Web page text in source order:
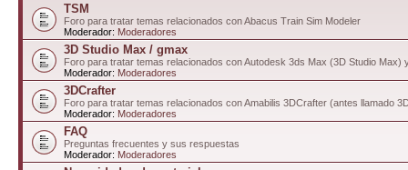
TSM
Foro para tratar temas relacionados con Abacus Train Sim Modeler
Moderador: Moderadores
3D Studio Max / gmax
Foro para tratar temas relacionados con Autodesk 3ds Max (3D Studio Max)
Moderador: Moderadores
3DCrafter
Foro para tratar temas relacionados con Amabilis 3DCrafter (antes llamado
Moderador: Moderadores
FAQ
Preguntas frecuentes y sus respuestas
Moderador: Moderadores